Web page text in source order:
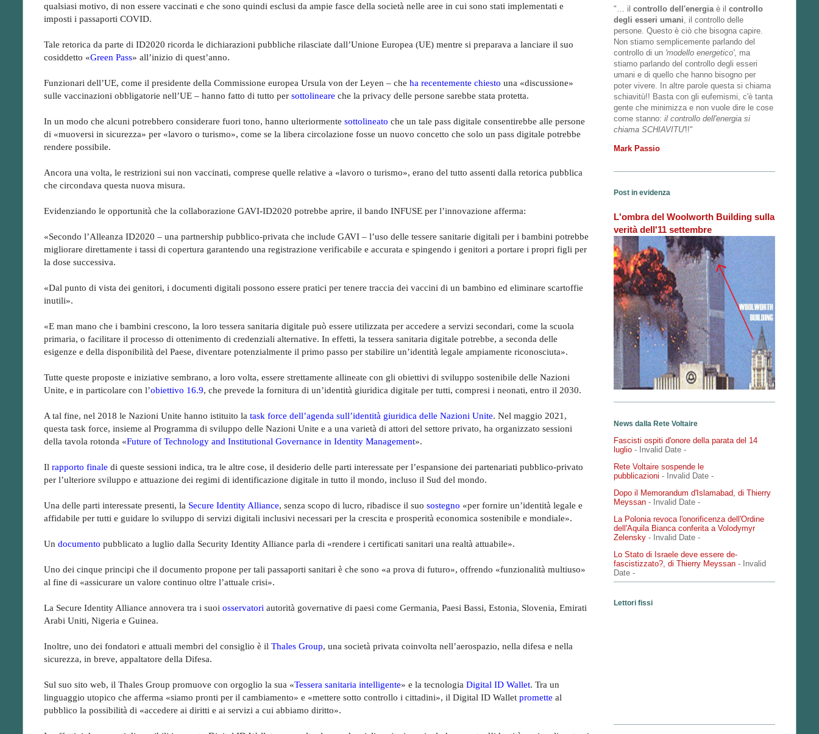
qualsiasi motivo, di non essere vaccinati e che sono quindi esclusi da ampie fasce della società nelle aree in cui sono stati implementati e
imposti i passaporti COVID.
Tale retorica da parte di ID2020 ricorda le dichiarazioni pubbliche rilasciate dall’Unione Europea (UE) mentre si preparava a lanciare il suo
cosiddetto «Green Pass» all’inizio di quest’anno.
Funzionari dell’UE, come il presidente della Commissione europea Ursula von der Leyen – che ha recentemente chiesto una «discussione»
sulle vaccinazioni obbligatorie nell’UE – hanno fatto di tutto per sottolineare che la privacy delle persone sarebbe stata protetta.
In un modo che alcuni potrebbero considerare fuori tono, hanno ulteriormente sottolineato che un tale pass digitale consentirebbe alle persone
di «muoversi in sicurezza» per «lavoro o turismo», come se la libera circolazione fosse un nuovo concetto che solo un pass digitale potrebbe
rendere possibile.
Ancora una volta, le restrizioni sui non vaccinati, comprese quelle relative a «lavoro o turismo», erano del tutto assenti dalla retorica pubblica
che circondava questa nuova misura.
Evidenziando le opportunità che la collaborazione GAVI-ID2020 potrebbe aprire, il bando INFUSE per l’innovazione afferma:
«Secondo l’Alleanza ID2020 – una partnership pubblico-privata che include GAVI – l’uso delle tessere sanitarie digitali per i bambini potrebbe
migliorare direttamente i tassi di copertura garantendo una registrazione verificabile e accurata e spingendo i genitori a portare i propri figli per
la dose successiva.
«Dal punto di vista dei genitori, i documenti digitali possono essere pratici per tenere traccia dei vaccini di un bambino ed eliminare scartoffie
inutili».
«E man mano che i bambini crescono, la loro tessera sanitaria digitale può essere utilizzata per accedere a servizi secondari, come la scuola
primaria, o facilitare il processo di ottenimento di credenziali alternative. In effetti, la tessera sanitaria digitale potrebbe, a seconda delle
esigenze e della disponibilità del Paese, diventare potenzialmente il primo passo per stabilire un’identità legale ampiamente riconosciuta».
Tutte queste proposte e iniziative sembrano, a loro volta, essere strettamente allineate con gli obiettivi di sviluppo sostenibile delle Nazioni
Unite, e in particolare con l’obiettivo 16.9, che prevede la fornitura di un’identità giuridica digitale per tutti, compresi i neonati, entro il 2030.
A tal fine, nel 2018 le Nazioni Unite hanno istituito la task force dell’agenda sull’identità giuridica delle Nazioni Unite. Nel maggio 2021,
questa task force, insieme al Programma di sviluppo delle Nazioni Unite e a una varietà di attori del settore privato, ha organizzato sessioni
della tavola rotonda «Future of Technology and Institutional Governance in Identity Management».
Il rapporto finale di queste sessioni indica, tra le altre cose, il desiderio delle parti interessate per l’espansione dei partenariati pubblico-privato
per l’ulteriore sviluppo e attuazione dei regimi di identificazione digitale in tutto il mondo, incluso il Sud del mondo.
Una delle parti interessate presenti, la Secure Identity Alliance, senza scopo di lucro, ribadisce il suo sostegno «per fornire un’identità legale e
affidabile per tutti e guidare lo sviluppo di servizi digitali inclusivi necessari per la crescita e prosperità economica sostenibile e mondiale».
Un documento pubblicato a luglio dalla Security Identity Alliance parla di «rendere i certificati sanitari una realtà attuabile».
Uno dei cinque principi che il documento propone per tali passaporti sanitari è che sono «a prova di futuro», offrendo «funzionalità multiuso»
al fine di «assicurare un valore continuo oltre l’attuale crisi».
La Secure Identity Alliance annovera tra i suoi osservatori autorità governative di paesi come Germania, Paesi Bassi, Estonia, Slovenia, Emirati
Arabi Uniti, Nigeria e Guinea.
Inoltre, uno dei fondatori e attuali membri del consiglio è il Thales Group, una società privata coinvolta nell’aerospazio, nella difesa e nella
sicurezza, in breve, appaltatore della Difesa.
Sul suo sito web, il Thales Group promuove con orgoglio la sua «Tessera sanitaria intelligente» e la tecnologia Digital ID Wallet. Tra un
linguaggio utopico che afferma «siamo pronti per il cambiamento» e «mettere sotto controllo i cittadini», il Digital ID Wallet promette al
pubblico la possibilità di «accedere ai diritti e ai servizi a cui abbiamo diritto».
"… il controllo dell'energia è il controllo
degli esseri umani , il controllo delle
persone. Questo è ciò che bisogna capire.
Non stiamo semplicemente parlando del
controllo di un 'modello energetico', ma
stiamo parlando del controllo degli esseri
umani e di quello che hanno bisogno per
poter vivere. In altre parole questa si chiama
schiavitù!! Basta con gli eufemismi, c'è tanta
gente che minimizza e non vuole dire le cose
come stanno: il controllo dell'energia si
chiama SCHIAVITU'!!"
Mark Passio
Post in evidenza
L'ombra del Woolworth Building sulla
verità dell'11 settembre
News dalla Rete Voltaire
Fascisti ospiti d'onore della parata del 14
luglio - Invalid Date -
Rete Voltaire sospende le
pubblicazioni - Invalid Date -
Dopo il Memorandum d'Islamabad, di Thierry
Meyssan - Invalid Date -
La Polonia revoca l'onorificenza dell'Ordine
dell'Aquila Bianca conferita a Volodymyr
Zelensky - Invalid Date -
Lo Stato di Israele deve essere de-
fascistizzato?, di Thierry Meyssan - Invalid
Date -
Lettori fissi